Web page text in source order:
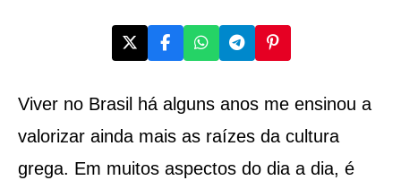
Viver no Brasil há alguns anos me ensinou a
valorizar ainda mais as raízes da cultura
grega. Em muitos aspectos do dia a dia, é